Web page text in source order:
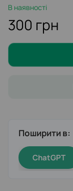
В наявності
300 грн
Поширити в:
ChatGPT